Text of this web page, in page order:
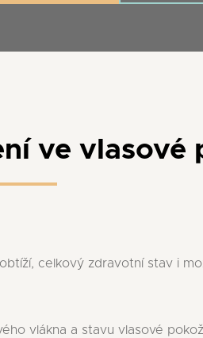
ve vlasové
celkový zdravotní stav i
vlákna a stavu vlasové